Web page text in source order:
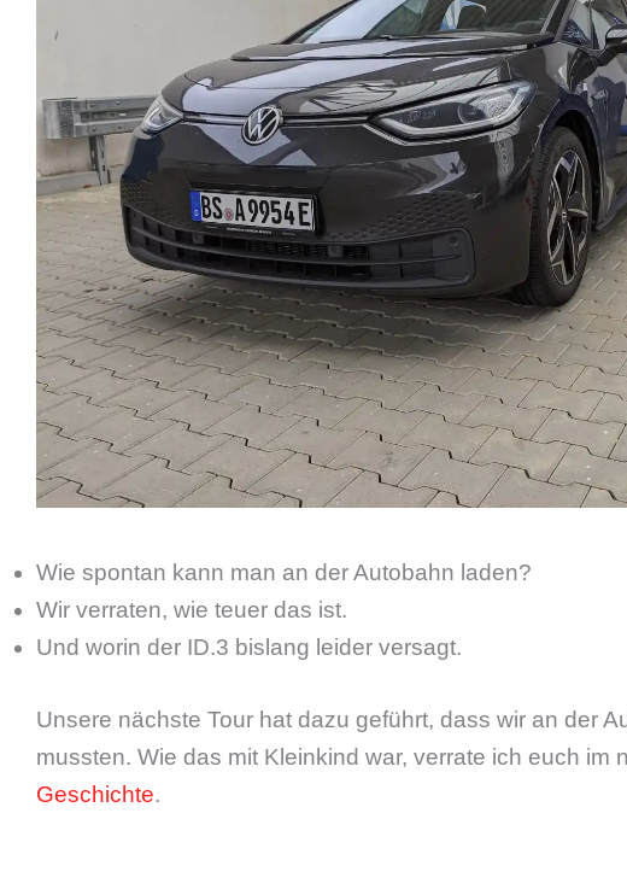
Wie spontan kann man an der Autobahn laden?
Wir verraten, wie teuer das ist.
Und worin der ID.3 bislang leider versagt.
Unsere nächste Tour hat dazu geführt, dass wir an der
mussten. Wie das mit Kleinkind war, verrate ich euch im
Geschichte.